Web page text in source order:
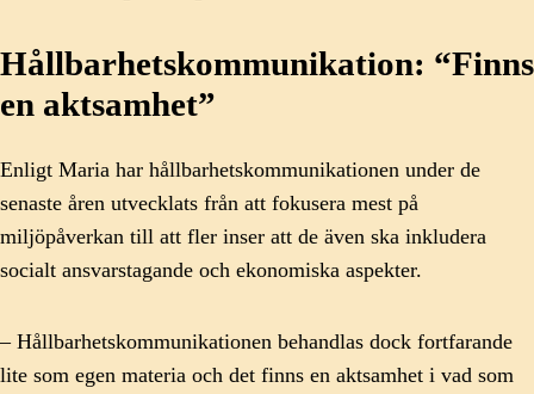
Hållbarhetskommunikation: “Finns
en aktsamhet”
Enligt Maria har hållbarhetskommunikationen under de
senaste åren utvecklats från att fokusera mest på
miljöpåverkan till att fler inser att de även ska inkludera
socialt ansvarstagande och ekonomiska aspekter.
– Hållbarhetskommunikationen behandlas dock fortfarande
lite som egen materia och det finns en aktsamhet i vad som